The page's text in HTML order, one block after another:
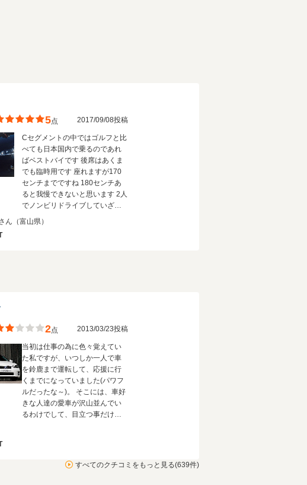
5点 2017/09/08投稿
Cセグメントの中ではゴルフと比
べても日本国内で乗るのであれ
ばベストバイです 後席はあくま
でも臨時用です 座れますが170
センチまでですね 180センチあ
ると我慢できないと思います 2人
でノンビリドライブしていざと
なればスポーツモードで気分良
ん （富山県）
2点 2013/03/23投稿
当初は仕事の為に色々覚えてい
た私ですが、いつしか一人で車
を鈴鹿まで運転して、応援に行
くまでになっていました(パワフ
ルだったな～)。 そこには、車好
きな人達の愛車が沢山並んでい
るわけでして、目立つ事だけに
せていただきました。オイルの
匂いと緊張感が漂うなか、スポ
すべてのクチコミをもっと見る(639件)